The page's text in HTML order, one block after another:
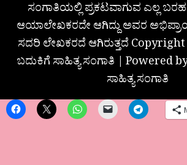
ಸಂಗಾತಿಯಲ್ಲಿ ಪ್ರಕಟವಾಗುವ ಎಲ್ಲ
ಆಯಾಲೇಖಕರದೇ ಆಗಿದ್ದು ಅವರ
ಸದರಿ ಲೇಖಕರದೆ ಆಗಿರುತ್ತದೆ Copyright
ಬದುಕಿಗೆ ಸಾಹಿತ್ಯ ಸಂಗಾತಿ | Powered
ಸಾಹಿತ್ಯ ಸಂಗಾತಿ